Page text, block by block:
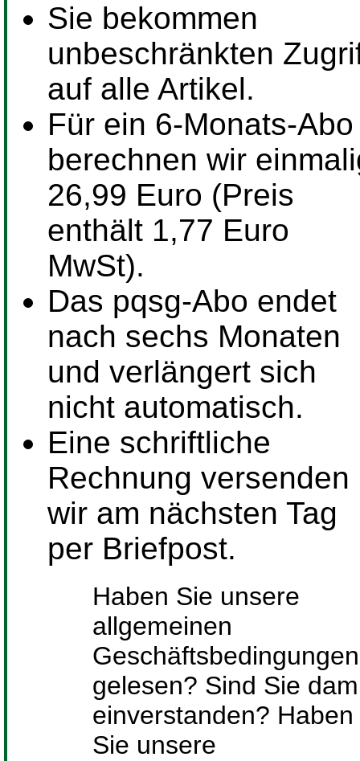
Sie bekommen
unbeschränkten
auf alle Artikel.
Für ein 6-Monats-Abo
berechnen wir
26,99 Euro (Preis
enthält 1,77 Euro
MwSt).
Das pqsg-Abo endet
nach sechs Monaten
und verlängert sich
nicht automatisch.
Eine schriftliche
Rechnung versenden
wir am nächsten Tag
per Briefpost.
Haben Sie unsere
allgemeinen
Geschäftsbedingungen
gelesen? Sind Sie
einverstanden? Haben
Sie unsere